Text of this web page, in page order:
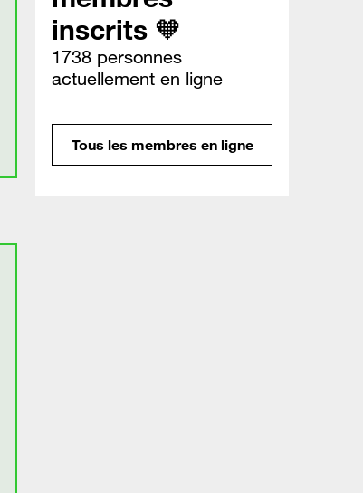
inscrits 🧡
1738 personnes
actuellement en ligne
Tous les membres en ligne